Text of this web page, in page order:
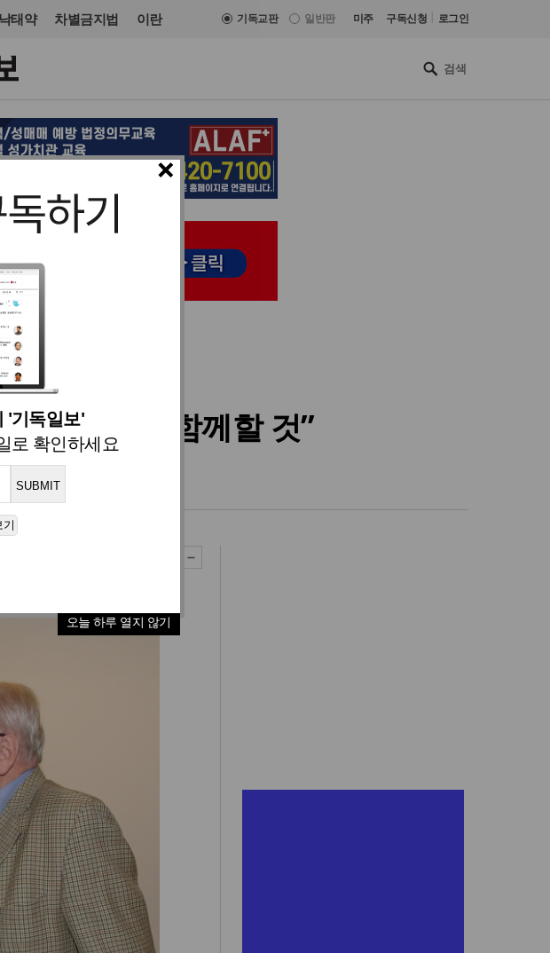
낙태약 차별금지법 이란 기독교판 일반판 미주 구독신청 로그인
×
'기독일보'
로 확인하세요
오늘 하루 열지 않기
16 12:08
목사님과 함께할 것”
시지 전해